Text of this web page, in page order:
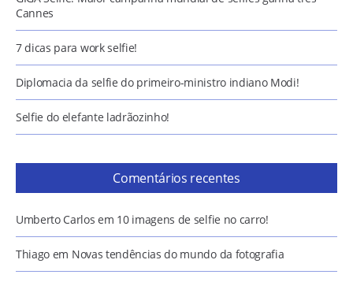
Cannes
7 dicas para work selfie!
Diplomacia da selfie do primeiro-ministro indiano Modi!
Selfie do elefante ladrãozinho!
Comentários recentes
Umberto Carlos em 10 imagens de selfie no carro!
Thiago em Novas tendências do mundo da fotografia